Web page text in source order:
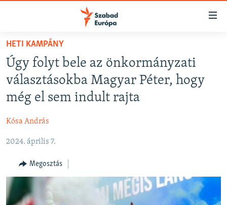
Akadálymentes
Ugrás
oldalra
Ugrás
tartalomjegyzékre
NAPIRENDEN
AKTUÁLIS
PODCASTOK
ELEMZŐ
NER15
SZABADON
TÁRSADALOM
DEMOKRÁCIA
HETI KAMPÁNY
Úgy folyt bele az önkormányzati
választásokba Magyar Péter, hogy
még el sem indult rajta
Kósa András
2024. április 7.
Megosztás
FELIRATKOZÁS